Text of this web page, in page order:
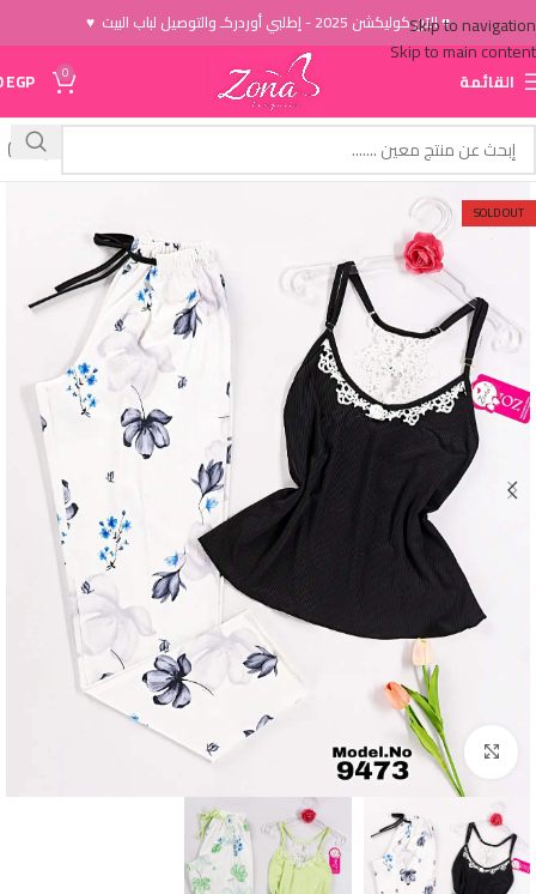
Skip to navigation
Skip to main content
♥ الاَن كوليكشن 2025 - إطلبي أوردركـ والتوصيل لباب البيت ♥
القائمة 0
EGP
SOLD OUT
Click to enlarge